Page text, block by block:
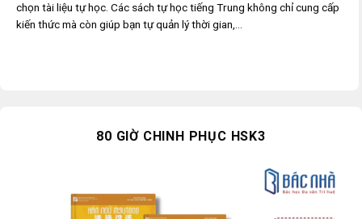
chọn tài liệu tự học. Các sách tự học tiếng Trung không chỉ cung cấp
kiến thức mà còn giúp bạn tự quản lý thời gian,...
80 GIỜ CHINH PHỤC HSK3